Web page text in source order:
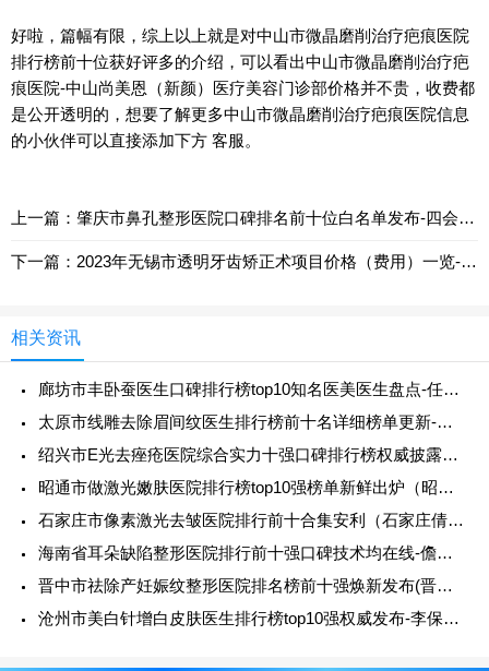
好啦，篇幅有限，综上以上就是对中山市微晶磨削治疗疤痕医院
排行榜前十位获好评多的介绍，可以看出中山市微晶磨削治疗疤
痕医院-中山尚美恩（新颜）医疗美容门诊部价格并不贵，收费都
是公开透明的，想要了解更多中山市微晶磨削治疗疤痕医院信息
的小伙伴可以直接添加下方 客服。
上一篇：肇庆市鼻孔整形医院口碑排名前十位白名单发布-四会丽乔医疗美容门诊部详细资料
下一篇：2023年无锡市透明牙齿矫正术项目价格（费用）一览-无锡市透明牙齿矫正术均价为：24535元
相关资讯
廊坊市丰卧蚕医生口碑排行榜top10知名医美医生盘点-任丹阳医生口碑绝了_推荐收藏
太原市线雕去除眉间纹医生排行榜前十名详细榜单更新-阮克匀医生实力不浅
绍兴市E光去痤疮医院综合实力十强口碑排行榜权威披露（绍兴市E光去痤疮整形医院）
昭通市做激光嫩肤医院排行榜top10强榜单新鲜出炉（昭通爱丽诺医疗门诊部实力口碑过硬）
石家庄市像素激光去皱医院排行前十合集安利（石家庄倩仕医疗美容诊所实力口碑一一盘点）
海南省耳朵缺陷整形医院排行前十强口碑技术均在线-儋州那大佰思妍雅医疗美容诊所大众力荐口碑极好
晋中市祛除产妊娠纹整形医院排名榜前十强焕新发布(晋中美丽韩医疗美容门诊口碑良好)
沧州市美白针增白皮肤医生排行榜top10强权威发布-李保锴医生价格收费透明啦